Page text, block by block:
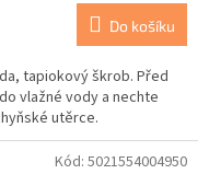
Do košíku
tapiokový škrob. Před
vlažné vody a nechte
utěrce.
Kód: 5021554004950